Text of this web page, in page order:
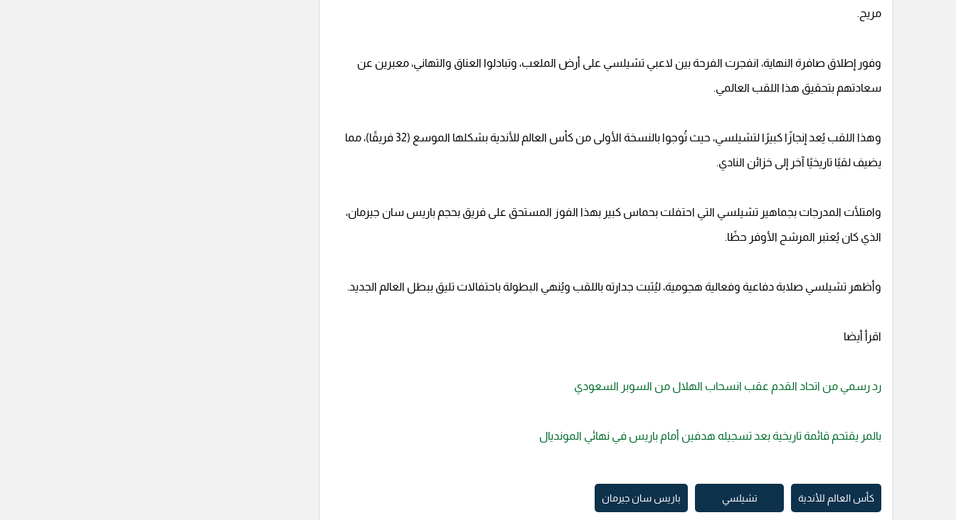
مريح.
وفور إطلاق صافرة النهاية، انفجرت الفرحة بين لاعبي تشيلسي على أرض الملعب، وتبادلوا العناق والتهاني، معبرين عن
سعادتهم بتحقيق هذا اللقب العالمي.
وهذا اللقب يُعد إنجازًا كبيرًا لتشيلسي، حيث تُوجوا بالنسخة الأولى من كأس العالم للأندية بشكلها الموسع (32 فريقًا)، مما
يضيف لقبًا تاريخيًا آخر إلى خزائن النادي.
وامتلأت المدرجات بجماهير تشيلسي التي احتفلت بحماس كبير بهذا الفوز المستحق على فريق بحجم باريس سان جيرمان،
الذي كان يُعتبر المرشح الأوفر حظًا.
وأظهر تشيلسي صلابة دفاعية وفعالية هجومية، ليُثبت جدارته باللقب ويُنهي البطولة باحتفالات تليق ببطل العالم الجديد.
اقرأ أيضا
رد رسمي من اتحاد القدم عقب انسحاب الهلال من السوبر السعودي
بالمر يقتحم قائمة تاريخية بعد تسجيله هدفين أمام باريس في نهائي المونديال
كأس العالم للأندية تشيلسي باريس سان جيرمان